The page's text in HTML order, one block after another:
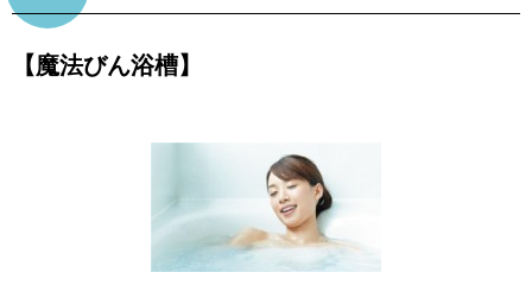
【魔法びん浴槽】